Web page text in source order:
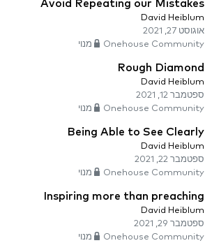
Avoid Repeating our Mistakes
David Heiblum
אוגוסט 27, 2021
Onehouse Community מנוי
Rough Diamond
David Heiblum
ספטמבר 12, 2021
Onehouse Community מנוי
Being Able to See Clearly
David Heiblum
ספטמבר 22, 2021
Onehouse Community מנוי
Inspiring more than preaching
David Heiblum
ספטמבר 29, 2021
Onehouse Community מנוי